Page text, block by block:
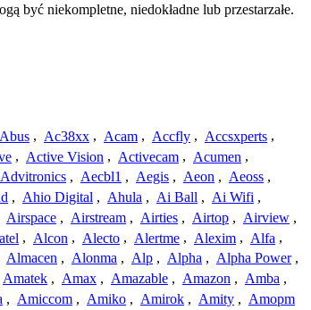
być niekompletne, niedokładne lub przestarzałe.
Abus , Ac38xx , Acam , Accfly , Accsxperts ,
, Active Vision , Activecam , Acumen ,
Advitronics , Aecbl1 , Aegis , Aeon , Aeoss ,
, Ahio Digital , Ahula , Ai Ball , Ai Wifi ,
Airspace , Airstream , Airties , Airtop , Airview ,
, Alcon , Alecto , Alertme , Alexim , Alfa ,
Almacen , Alonma , Alp , Alpha , Alpha Power ,
Amatek , Amax , Amazable , Amazon , Amba ,
, Amiccom , Amiko , Amirok , Amity , Amopm